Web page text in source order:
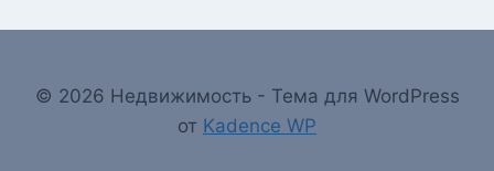
© 2026 Недвижимость - Тема для WordPress
от Kadence WP